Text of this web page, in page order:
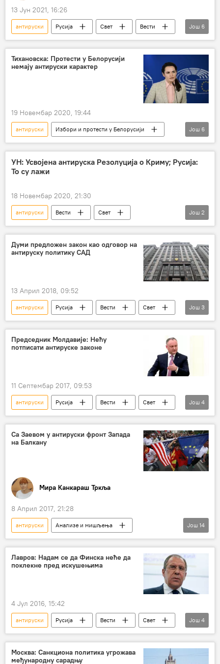
13 Јун 2021, 16:26
антируски Русија Свет
Вести
Анализе и мишљења
Владимир Зеленски
историја
утицај
Украјина
Још 6
Тихановска: Протести у Белорусији
немају антируски карактер
19 Новембар 2020, 19:44
антируски
Избори и протести у Белорусији
Вести
Свет
Белорусија
Светлана Тихановска
протести
Европа
Још 6
УН: Усвојена антируска Резолуција о Криму; Русија:
То су лажи
18 Новембар 2020, 21:30
антируски Вести
Свет
резолуција УН
УН
Још 2
Думи предложен закон као одговор на
антируску политику САД
13 Април 2018, 09:52
антируски Русија Вести
Свет
закон
одговор Политика
Још 3
Председник Молдавије: Нећу
потписати антируске законе
11 Септембар 2017, 09:53
антируски Русија Вести
Свет
Молдавија
Игор Додон
закон
опозив
Још 4
Са Заевом у антируски фронт Запада
на Балкану
Мира Канкараш Тркља
8 Април 2017, 21:28
антируски
Анализе и мишљења
Коментари и Аналитика
Србија
Никола Груевски
Зоран Заев
Драгомир Анђелковић
Северна Македонија
избори
Иван Стоилковић
Још 14
Лавров: Надам се да Финска неће да
поклекне пред искушењима
4 Јул 2016, 15:42
антируски Русија Вести
Свет
Финска
Сергеј Лавров
чланство у НАТО-у
искушења
Још 4
Москва: Санкциона политика угрожава
међународну сарадњу